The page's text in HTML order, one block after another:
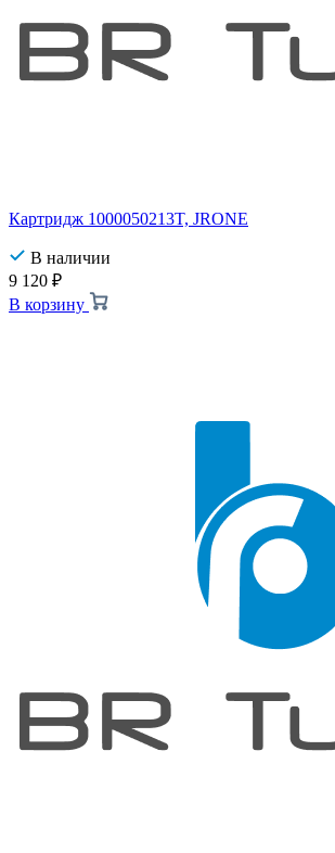
Картридж 1000050213T, JRONE
В наличии
9 120 ₽
В корзину